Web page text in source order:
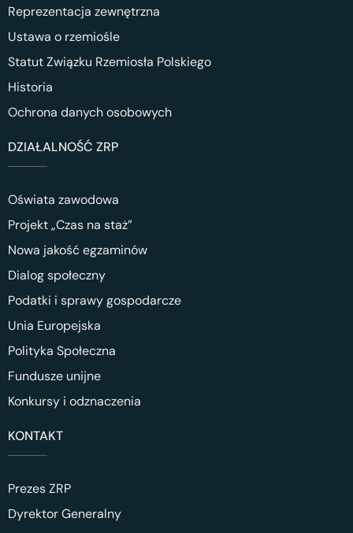
Reprezentacja zewnętrzna
Ustawa o rzemiośle
Statut Związku Rzemiosła Polskiego
Historia
Ochrona danych osobowych
DZIAŁALNOŚĆ ZRP
Oświata zawodowa
Projekt „Czas na staż”
Nowa jakość egzaminów
Dialog społeczny
Podatki i sprawy gospodarcze
Unia Europejska
Polityka Społeczna
Fundusze unijne
Konkursy i odznaczenia
KONTAKT
Prezes ZRP
Dyrektor Generalny